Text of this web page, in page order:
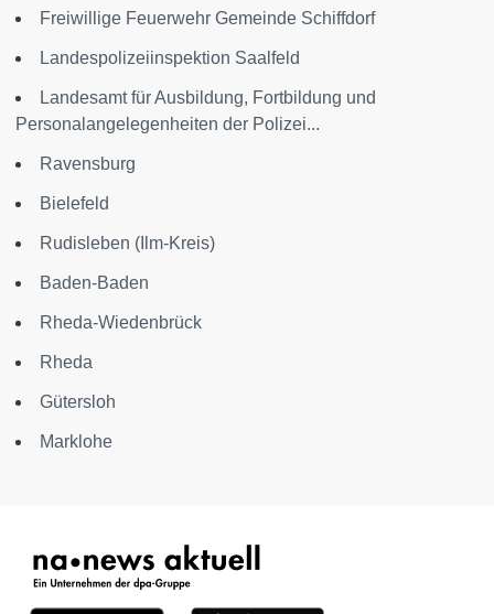
Freiwillige Feuerwehr Gemeinde Schiffdorf
Landespolizeiinspektion Saalfeld
Landesamt für Ausbildung, Fortbildung und
Personalangelegenheiten der Polizei...
Ravensburg
Bielefeld
Rudisleben (Ilm-Kreis)
Baden-Baden
Rheda-Wiedenbrück
Rheda
Gütersloh
Marklohe